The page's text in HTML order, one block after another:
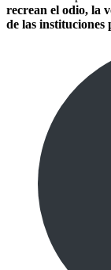
recrean el odio, la
de las instituciones